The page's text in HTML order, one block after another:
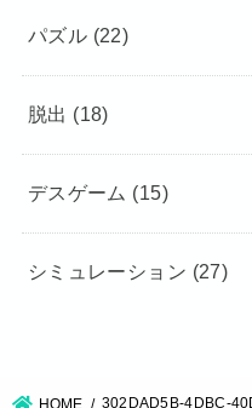
パズル (22)
脱出 (18)
デスゲーム (15)
シミュレーション (27)
HOME 302DAD5B-4DBC-